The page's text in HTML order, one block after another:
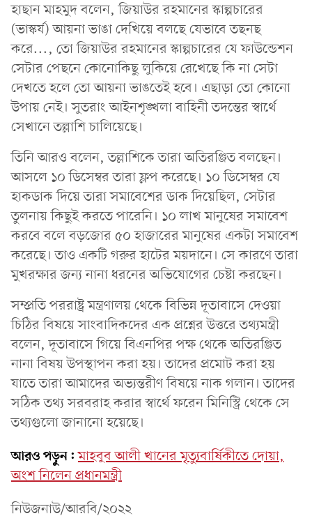
হাছান মাহমুদ বলেন, জিয়াউর রহমানের স্কাল্পচারের
(ভাস্কর্য) আয়না ভাঙা দেখিয়ে বলছে যেভাবে তছনছ
করে..., তো জিয়াউর রহমানের স্কাল্পচারের যে ফাউন্ডেশন
সেটার পেছনে কোনোকিছু লুকিয়ে রেখেছে কি না সেটা
দেখতে হলে তো আয়না ভাঙতেই হবে। এছাড়া তো কোনো
উপায় নেই। সুতরাং আইনশৃঙ্খলা বাহিনী তদন্তের স্বার্থে
সেখানে তল্লাশি চালিয়েছে।
তিনি আরও বলেন, তল্লাশিকে তারা অতিরঞ্জিত বলছেন।
আসলে ১০ ডিসেম্বর তারা ফ্লপ করেছে। ১০ ডিসেম্বর যে
হাকডাক দিয়ে তারা সমাবেশের ডাক দিয়েছিল, সেটার
তুলনায় কিছুই করতে পারেনি। ১০ লাখ মানুষের সমাবেশ
করবে বলে বড়জোর ৫০ হাজারের মানুষের একটা সমাবেশ
করেছে। তাও একটি গরুর হাটের ময়দানে। সে কারণে তারা
মুখরক্ষার জন্য নানা ধরনের অভিযোগের চেষ্টা করছেন।
সম্প্রতি পররাষ্ট্র মন্ত্রণালয় থেকে বিভিন্ন দূতাবাসে দেওয়া
চিঠির বিষয়ে সাংবাদিকদের এক প্রশ্নের উত্তরে তথ্যমন্ত্রী
বলেন, দূতাবাসে গিয়ে বিএনপির পক্ষ থেকে অতিরঞ্জিত
নানা বিষয় উপস্থাপন করা হয়। তাদের প্রমোট করা হয়
যাতে তারা আমাদের অভ্যন্তরীণ বিষয়ে নাক গলান। তাদের
সঠিক তথ্য সরবরাহ করার স্বার্থে ফরেন মিনিস্ট্রি থেকে সে
তথ্যগুলো জানানো হয়েছে।
আরও পড়ুন: মাহবুব আলী খানের মৃত্যুবার্ষিকীতে দোয়া,
অংশ নিলেন প্রধানমন্ত্রী
নিউজনাউ/আরবি/২০২২